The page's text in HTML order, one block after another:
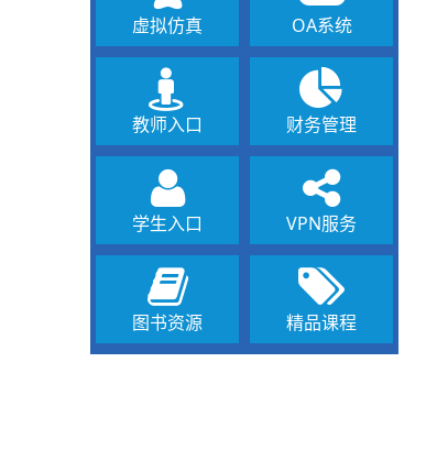
虚拟仿真 OA系统
教师入口 财务管理
学生入口 VPN服务
图书资源 精品课程